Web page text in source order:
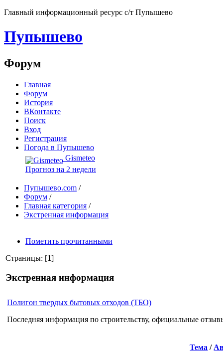
Главный информационный ресурс с/т Пупышево
Пупышево
Форум
Главная
Форум
История
ВКонтакте
Поиск
Вход
Регистрация
Погода в Пупышево
Gismeteo
Прогноз на 2 недели
Пупышево.com /
Форум /
Главная категория /
Экстренная информация
Пометить прочитанными
Страницы: [1]
Экстренная информация
Полигон твердых бытовых отходов (ТБО)
Последняя информация по строительству, официальные
Тема /